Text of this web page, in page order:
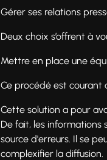
Gérer ses relations
Deux choix s’offrent à
Mettre en place une
Ce procédé est courant
Cette solution a pour
De fait, les informations
source d'erreurs. Il se
complexifier la diffusion.